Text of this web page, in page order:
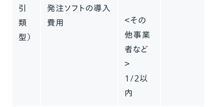
引
類
型）
発注ソフトの導入
費用
＜その
他事業
者など
＞
1/2以
内